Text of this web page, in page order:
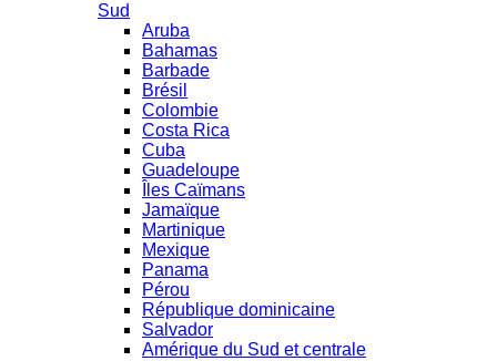
Sud
Aruba
Bahamas
Barbade
Brésil
Colombie
Costa Rica
Cuba
Guadeloupe
Îles Caïmans
Jamaïque
Martinique
Mexique
Panama
Pérou
République dominicaine
Salvador
Amérique du Sud et centrale